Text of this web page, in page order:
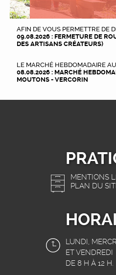
AFIN DE VOUS PERMETTRE DE
09.08.2026 : FERMETURE DE
DES ARTISANS CRÉATEURS)
LE MARCHÉ HEBDOMADAIRE
08.08.2026 : MARCHÉ
MOUTONS - VERCORIN
MENTIONS
PLAN DU
LUNDI,
ET VENDREDI
DE 8 H À 12 H.